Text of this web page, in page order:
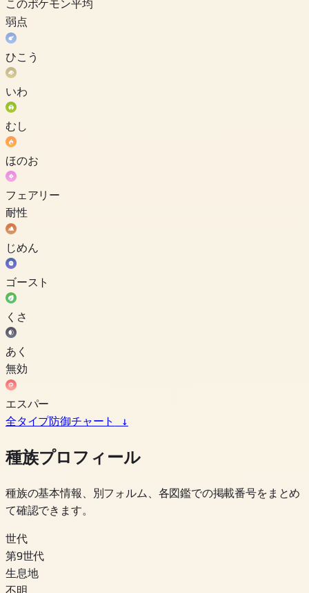
このポケモン平均
弱点
ひこう
いわ
むし
ほのお
フェアリー
耐性
じめん
ゴースト
くさ
あく
無効
エスパー
全タイプ防御チャート
↓
種族プロフィール
種族の基本情報、別フォルム、各図鑑での掲載番号をまとめ
て確認できます。
世代
第9世代
生息地
不明